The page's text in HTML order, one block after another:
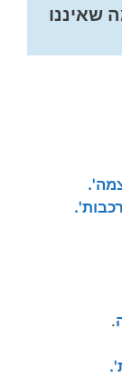
שאיננו
.